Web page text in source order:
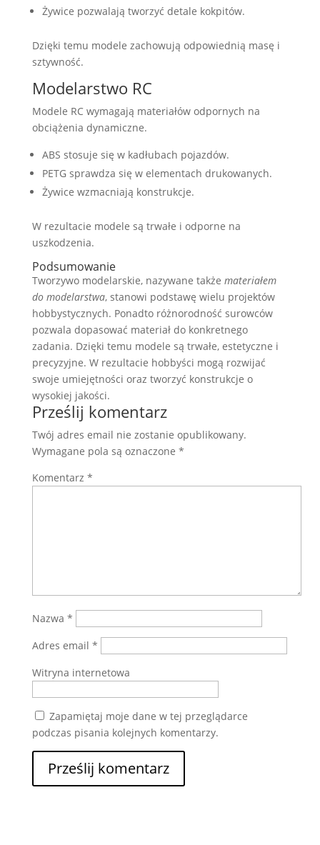
Żywice pozwalają tworzyć detale kokpitów.
Dzięki temu modele zachowują odpowiednią masę i
sztywność.
Modelarstwo RC
Modele RC wymagają materiałów odpornych na
obciążenia dynamiczne.
ABS stosuje się w kadłubach pojazdów.
PETG sprawdza się w elementach drukowanych.
Żywice wzmacniają konstrukcje.
W rezultacie modele są trwałe i odporne na
uszkodzenia.
Podsumowanie
Tworzywo modelarskie, nazywane także materiałem
do modelarstwa, stanowi podstawę wielu projektów
hobbystycznych. Ponadto różnorodność surowców
pozwala dopasować materiał do konkretnego
zadania. Dzięki temu modele są trwałe, estetyczne i
precyzyjne. W rezultacie hobbyści mogą rozwijać
swoje umiejętności oraz tworzyć konstrukcje o
wysokiej jakości.
Prześlij komentarz
Twój adres email nie zostanie opublikowany.
Wymagane pola są oznaczone *
Komentarz *
Nazwa *
Adres email *
Witryna internetowa
Zapamiętaj moje dane w tej przeglądarce
podczas pisania kolejnych komentarzy.